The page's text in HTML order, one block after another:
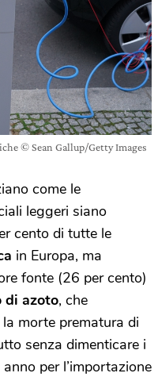
© Sean Gallup/Getty Images
come le
leggeri siano
cento di tutte le
in Europa, ma
fonte (26 per cento)
di azoto, che
morte prematura di
senza dimenticare i
per l’importazione